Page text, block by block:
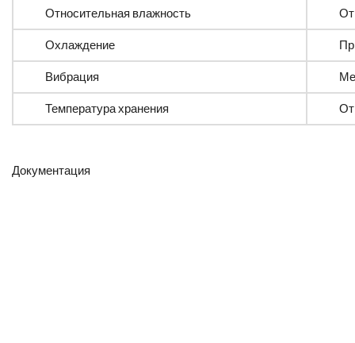
Относительная влажность
Охлаждение
Вибрация
Температура хранения
Документация